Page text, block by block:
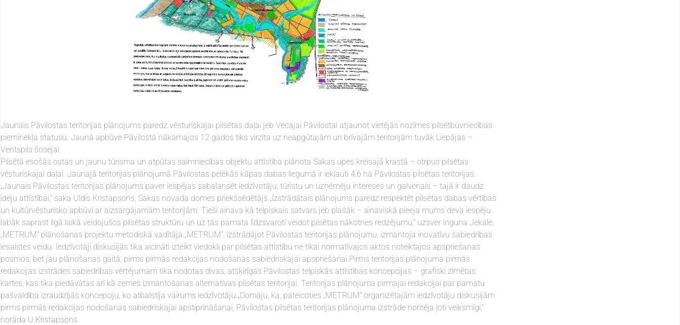
Jaunais Pāvilostas teritorijas plānojums paredz vēsturiskajai pilsētas daļai jeb Vecajai Pāvilostai atjaunot vietējās nozīmes pilsētbūvniecības
pieminekļa statusu. Jaunā apbūve Pāvilostā nākamajos 12 gados tiks virzīta uz neapgūtajām un brīvajām teritorijām tuvāk Liepājas –
Ventspils šosejai.
Pilsētā esošās ostas un jaunu tūrisma un atpūtas saimniecības objektu attīstība plānota Sakas upes kreisajā krastā – otrpus pilsētas
vēsturiskajai daļai. Jaunajā teritorijas plānojumā Pāvilostas pelēkās kāpas dabas liegumā ir iekļauti 4,6 ha Pāvilostas pilsētas teritorijas.
„Jaunais Pāvilostas teritorijas plānojums paver iespējas sabalansēt iedzīvotāju, tūristu un uzņēmēju intereses un galvenais – tajā ir daudz
ideju attīstībai,” saka Uldis Kristapsons, Sakas novada domes priekšsēdētājs.„Izstrādātais plānojums paredz respektēt pilsētas dabas vērtības
un kultūrvēsturisko apbūvi ar aizsargājamām teritorijām. Tieši ainava kā telpiskais satvars jeb plašāk – ainaviskā pieeja mums deva iespēju
labāk saprast ilgā laikā veidojušos pilsētas struktūru un uz tās pamata līdzsvaroti veidot pilsētas nākotnes redzējumu,” uzsver Inguna Jekale,
„METRUM” plānošanas projektu metodiskā vadītāja.„METRUM”, izstrādājot Pāvilostas teritorijas plānojumu, izmantoja inovatīvu sabiedrības
iesaistes veidu. Iedzīvotāji diskusijās tika aicināti izteikt viedokli par pilsētas attīstību ne tikai normatīvajos aktos noteiktajos apspriešanas
posmos, bet jau plānošanas gaitā, pirms pirmās redakcijas nodošanas sabiedriskajai apspriešanai.Pirms teritorijas plānojuma pirmās
redakcijas izstrādes sabiedrības vērtējumam tika nodotas divas, atšķirīgas Pāvilostas telpiskās attīstības koncepcijas – grafiski zīmētas
kartes, kas tika piedāvātas arī kā zemes izmantošanas alternatīvas pilsētas teritorijai. Teritorijas plānojuma pirmajai redakcijai par pamatu
pašvaldība izraudzījās koncepciju, ko atbalstīja vairums iedzīvotāju.„Domāju, ka, pateicoties „METRUM” organizētajām iedzīvotāju diskusijām
pirms pirmās redakcijas nodošanas sabiedriskajai apstiprināšanai, Pāvilostas pilsētas teritorijas plānojuma izstrāde noritēja ļoti veiksmīgi,”
norāda U.Kristapsons.